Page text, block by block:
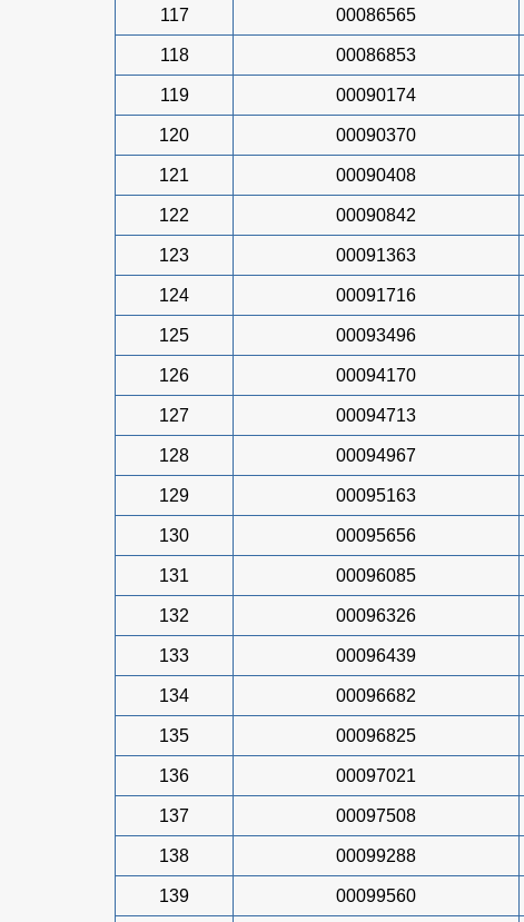
117 00086565
118 00086853
119 00090174
120 00090370
121 00090408
122 00090842
123 00091363
124 00091716
125 00093496
126 00094170
127 00094713
128 00094967
129 00095163
130 00095656
131 00096085
132 00096326
133 00096439
134 00096682
135 00096825
136 00097021
137 00097508
138 00099288
139 00099560